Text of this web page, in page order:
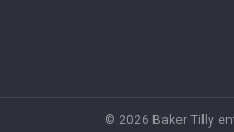
© 2026 Baker Tilly